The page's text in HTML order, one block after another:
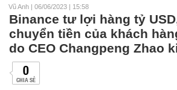
Vũ Anh | 06/06/2023 | 15:58
Binance tư lợi hàng tỷ
chuyển tiền của khách
do CEO Changpeng Zhao
0
CHIA SẺ